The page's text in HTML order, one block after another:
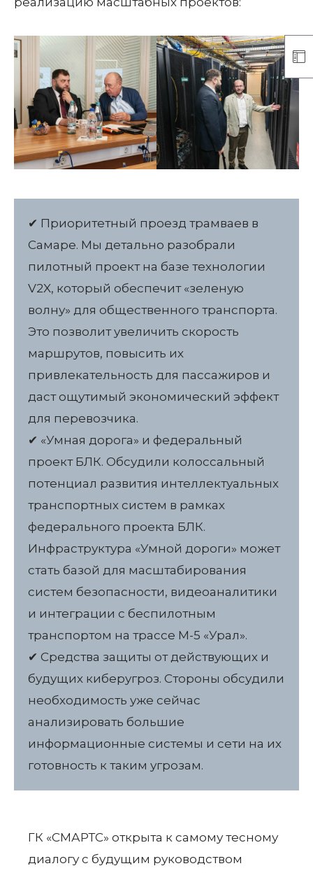
✔ Приоритетный проезд трамваев в
Самаре. Мы детально разобрали
пилотный проект на базе технологии
V2X, который обеспечит «зеленую
волну» для общественного транспорта.
Это позволит увеличить скорость
маршрутов, повысить их
привлекательность для пассажиров и
даст ощутимый экономический эффект
для перевозчика.
✔ «Умная дорога» и федеральный
проект БЛК. Обсудили колоссальный
потенциал развития интеллектуальных
транспортных систем в рамках
федерального проекта БЛК.
Инфраструктура «Умной дороги» может
стать базой для масштабирования
систем безопасности, видеоаналитики
и интеграции с беспилотным
транспортом на трассе М-5 «Урал».
✔ Средства защиты от действующих и
будущих киберугроз. Стороны обсудили
необходимость уже сейчас
анализировать большие
информационные системы и сети на их
готовность к таким угрозам.
ГК «СМАРТС» открыта к самому тесному
диалогу с будущим руководством